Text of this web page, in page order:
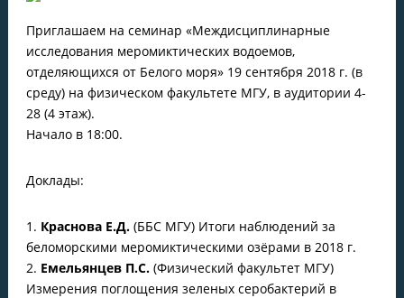
Приглашаем на семинар «Междисциплинарные
исследования меромиктических водоемов,
отделяющихся от Белого моря» 19 сентября 2018 г. (в
среду) на физическом факультете МГУ, в аудитории 4-
28 (4 этаж).
Начало в 18:00.
Доклады:
1. Краснова Е.Д.(ББС МГУ) Итоги наблюдений за
беломорскими меромиктическими озёрами в 2018 г.
2. Емельянцев П.С.(Физический факультет МГУ)
Измерения поглощения зеленых серобактерий в